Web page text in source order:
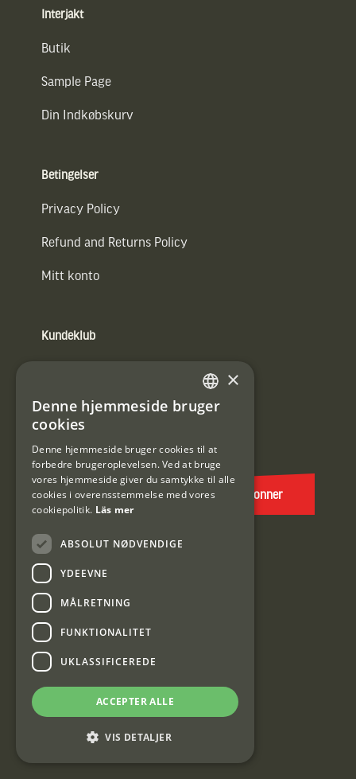
Interjakt
Butik
Sample Page
Din Indkøbskurv
Betingelser
Privacy Policy
Refund and Returns Policy
Mitt konto
Kundeklub
E-
post
(Påkrævet)
Abonner
Interjakt DK
Interjakt Sweden AB, Årjäng
Org: 553222-3915
SWEDISH
×
Denne hjemmeside bruger
cookies
Denne hjemmeside bruger cookies til at
forbedre brugeroplevelsen. Ved at bruge
vores hjemmeside giver du samtykke til alle
cookies i overensstemmelse med vores
cookiepolitik. Läs mer
ABSOLUT NØDVENDIGE
YDEEVNE
MÅLRETNING
FUNKTIONALITET
UKLASSIFICEREDE
ACCEPTER ALLE
VIS DETALJER